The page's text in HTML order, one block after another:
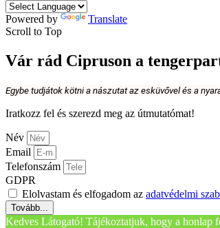
Powered by
Translate
Scroll to Top
Vár rád Cipruson a
Egybe tudjátok kötni a nászutat az esküvővel és a
Iratkozz fel és szerezd meg az útmutatómat!
Név
Email
Telefonszám
GDPR
Elolvastam és elfogadom az adatvédelmi
Tovább...
Kedves Látogató! Tájékoztatjuk, hogy a honlap